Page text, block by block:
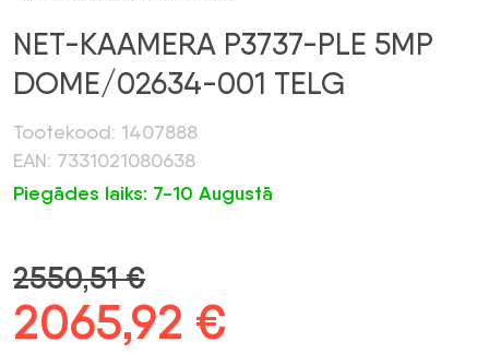
NET-KAAMERA P3737-PLE 5MP
DOME/02634-001 TELG
Tootekood: 1407888
EAN: 7331021080638
Piegādes laiks: 7-10 Augustā
2550,51€
Algne
2065,92 €